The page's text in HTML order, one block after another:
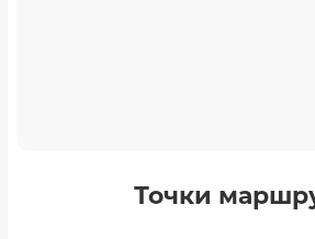
Точки